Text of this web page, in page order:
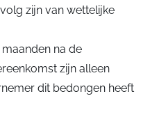
zijn van wettelijke
na de
zijn alleen
dit bedongen heeft